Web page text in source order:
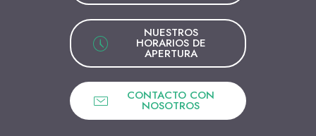
NUESTROS
HORARIOS DE
APERTURA
CONTACTO CON
NOSOTROS